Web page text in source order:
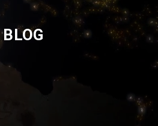
BLOG